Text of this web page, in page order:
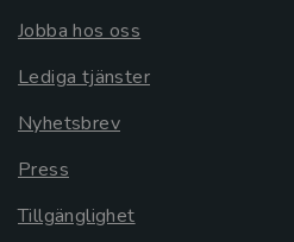
Jobba hos oss
Lediga tjänster
Nyhetsbrev
Press
Tillgänglighet